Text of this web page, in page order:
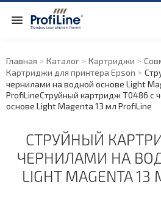
Главная Каталог Картриджи
Картриджи для принтера Epson
чернилами на водной основе Light
ProfiLineСтруйный картридж T0486 с
основе Light Magenta 13 мл ProfiLine
СТРУЙНЫЙ
ЧЕРНИЛАМИ НА
LIGHT MAGENTA 13